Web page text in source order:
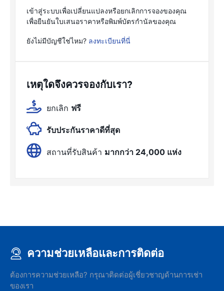
เข้าสู่ระบบเพื่อเปลี่ยนแปลงหรือยกเลิกการจองของคุณ
เพื่อยืนยันใบเสนอราคาหรือพิมพ์บัตรกำนัลของคุณ
ยังไม่มีบัญชีใช่ไหม? ลงทะเบียนที่นี่
เหตุใดจึงควรจองกับเรา?
ยกเลิก ฟรี
รับประกันราคาดีที่สุด
สถานที่รับสินค้า มากกว่า 24,000 แห่ง
ความช่วยเหลือและการติดต่อ
ต้องการความช่วยเหลือ? กรุณาติดต่อผู้เชี่ยวชาญด้านการเช่า
ของเรา